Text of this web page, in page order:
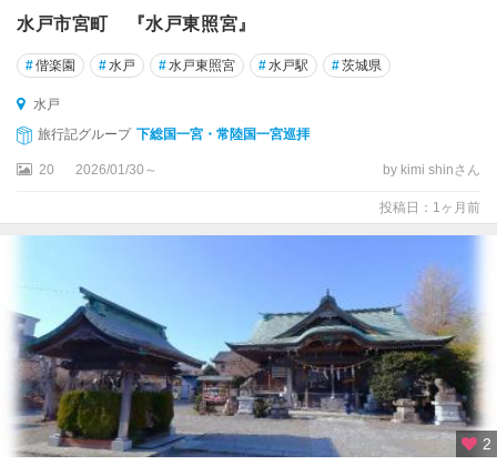
水戸市宮町 『水戸東照宮』
#偕楽園 #水戸 #水戸東照宮 #水戸駅 #茨城県
水戸
旅行記グループ 下総国一宮・常陸国一宮巡拝
20 2026/01/30～ by kimi shinさん
投稿日：1ヶ月前
2